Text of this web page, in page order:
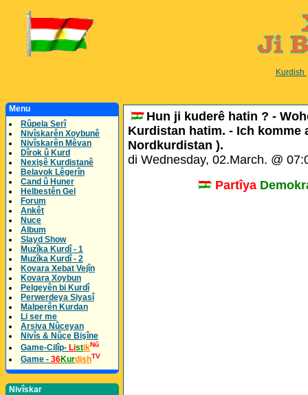
Kurdish
Menu
Rûpela Serî
Nivîskarên Xoybunê
Nivîskarên Mêvan
Dîrok û Kurd
Nexişê Kurdistanê
Belavok Lêgerîn
Cand û Huner
Helbestên Gel
Forum
Ankêt
Nuce
Album
Slayd Show
Muzîka Kurdî - 1
Muzîka Kurdî - 2
Kovara Xebat Vejîn
Kovara Xoybun
Pelgeyên bi Kurdî
Perwerdeya Siyasî
Malperên Kurdan
Li ser me
Arsiva Nûceyan
Nivîs & Nûçe Bişîne
Game-Cilîp- ListikNû
Game - 36KurdishTV
Nivîskar
Hun ji kuderê hatin ? -
Kurdistan hatim. - Ich komme
Nordkurdistan ).
di Wednesday, 02.March. @
Partîya